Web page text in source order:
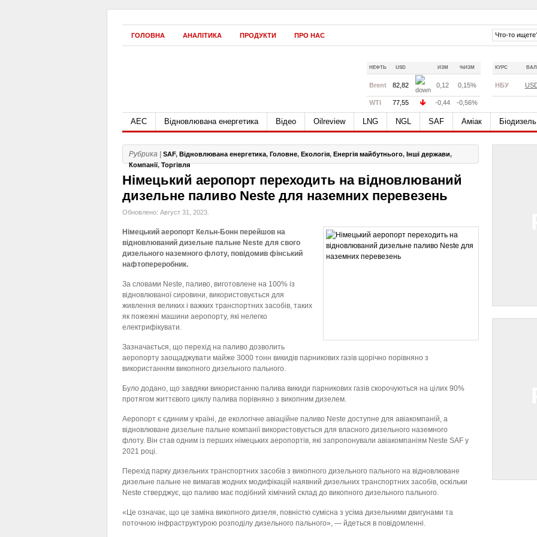
ГОЛОВНА АНАЛІТИКА ПРОДУКТИ ПРО НАС
КУРС ВАЛ
НБУ
НЕФТЬ USD ИЗМ %ИЗМ
Brent 82,82 0,12 0,15%
WTI 77,55 -0,44 -0,56%
АЕС Відновлювана енергетика Відео Oilreview LNG NGL SAF Аміак Біодизель
Рубрика | SAF, Відновлювана енергетика, Головне, Екологія, Енергія майбутнього, Інші держави,
Компанії,Торгівля
Німецький аеропорт переходить на відновлюваний
дизельне паливо Neste для наземних перевезень
Обновлено: Август 31, 2023.
Німецький аеропорт Кельн-Бонн перейшов на
відновлюваний дизельне пальне Neste для свого
дизельного наземного флоту, повідомив фінський
нафтопереробник.
За словами Neste, паливо, виготовлене на 100% із
відновлюваної сировини, використовується для
живлення великих і важких транспортних засобів, таких
як пожежні машини аеропорту, які нелегко
електрифікувати.
Зазначається, що перехід на паливо дозволить
аеропорту заощаджувати майже 3000 тонн викидів парникових газів щорічно порівняно з
використанням викопного дизельного пального.
Було додано, що завдяки використанню палива викиди парникових газів скорочуються на цілих 90%
протягом життєвого циклу палива порівняно з викопним дизелем.
Аеропорт є єдиним у країні, де екологічне авіаційне паливо Neste доступне для авіакомпаній, а
відновлюване дизельне пальне компанії використовується для власного дизельного наземного
флоту. Він став одним із перших німецьких аеропортів, які запропонували авіакомпаніям Neste SAF у
2021 році.
Перехід парку дизельних транспортних засобів з викопного дизельного пального на відновлюване
дизельне пальне не вимагав жодних модифікацій наявний дизельних транспортних засобів, оскільки
Neste стверджує, що паливо має подібний хімічний склад до викопного дизельного пального.
«Це означає, що це заміна викопного дизеля, повністю сумісна з усіма дизельними двигунами та
поточною інфраструктурою розподілу дизельного пального», — йдеться в повідомленні.